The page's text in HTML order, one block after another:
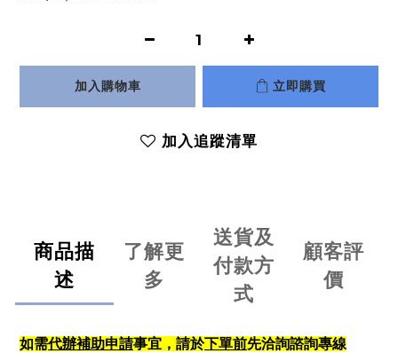
加入購物車 立即購買
加入追蹤清單
商品描
述
了解更
多
送貨及
付款方
式
顧客評
價
如需代辦補助申請事宜，請於下單前先洽詢諮詢專線